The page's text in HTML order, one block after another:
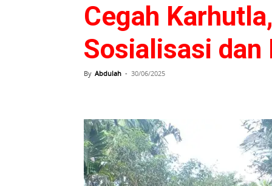
Cegah
Sosialisasi
By Abdulah - 30/06/2025